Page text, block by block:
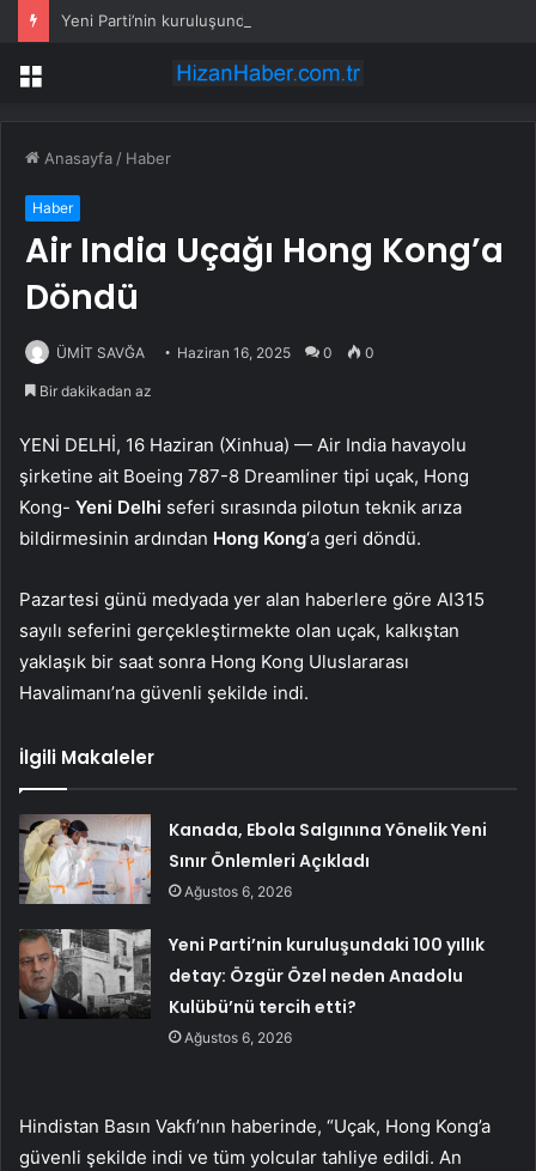
Menü
Anasayfa / Haber
Haber
Air India Uçağı Hong Kong’a
Döndü
ÜMİT SAVĞA Haziran 16, 2025 0 0
Bir dakikadan az
YENİ DELHİ, 16 Haziran (Xinhua) — Air India havayolu
şirketine ait Boeing 787-8 Dreamliner tipi uçak, Hong
Kong- Yeni Delhi seferi sırasında pilotun teknik arıza
bildirmesinin ardından Hong Kong‘a geri döndü.
Pazartesi günü medyada yer alan haberlere göre AI315
sayılı seferini gerçekleştirmekte olan uçak, kalkıştan
yaklaşık bir saat sonra Hong Kong Uluslararası
Havalimanı’na güvenli şekilde indi.
İlgili Makaleler
Kanada, Ebola Salgınına Yönelik Yeni
Sınır Önlemleri Açıkladı
Ağustos 6, 2026
Yeni Parti’nin kuruluşundaki 100 yıllık
detay: Özgür Özel neden Anadolu
Kulübü’nü tercih etti?
Ağustos 6, 2026
Hindistan Basın Vakfı’nın haberinde, “Uçak, Hong Kong’a
güvenli şekilde indi ve tüm yolcular tahliye edildi. An